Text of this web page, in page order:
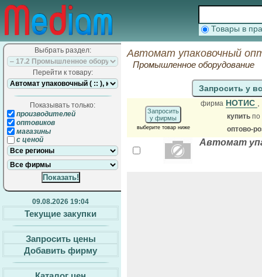
Товары в
Выбрать раздел:
Перейти к товару:
Показывать только:
производителей
оптовиков
магазины
с ценой
09.08.2026 19:04
Текущие закупки
Запросить цены
Добавить фирму
Автомат упаковочный
Промышленное оборудование
Запросить у
Запросить
у фирмы
выберите товар ниже
фирма НОТИС
купить по
оптово-
Автомат